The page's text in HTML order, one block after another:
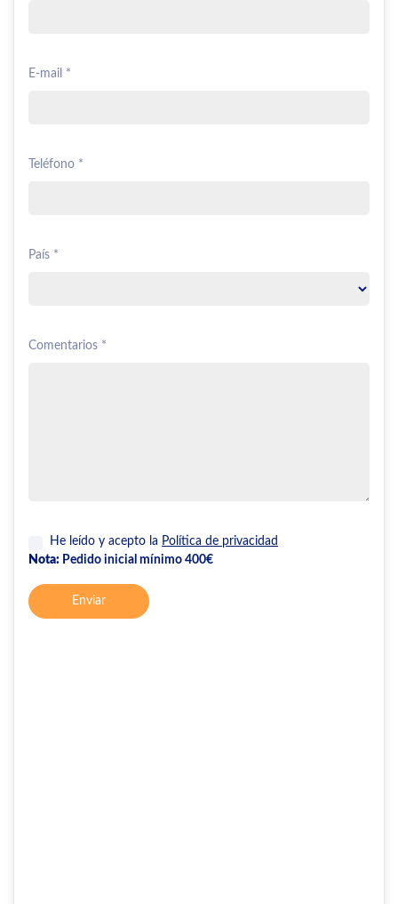
E-mail *
Teléfono *
País *
Comentarios *
He leído y acepto la Política de privacidad
Nota: Pedido inicial mínimo 400€
Enviar